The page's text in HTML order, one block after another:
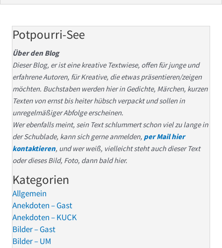
Potpourri-See
Über den Blog
Dieser Blog, er ist eine kreative Textwiese, offen für junge und
erfahrene Autoren, für Kreative, die etwas präsentieren/zeigen
möchten. Buchstaben werden hier in Gedichte, Märchen, kurzen
Texten von ernst bis heiter hübsch verpackt und sollen in
unregelmäßiger Abfolge erscheinen.
Wer ebenfalls meint, sein Text schlummert schon viel zu lange in
der Schublade, kann sich gerne anmelden, per Mail hier
kontaktieren, und wer weiß, vielleicht steht auch dieser Text
oder dieses Bild, Foto, dann bald hier.
Kategorien
Allgemein
Anekdoten – Gast
Anekdoten – KUCK
Bilder – Gast
Bilder – UM